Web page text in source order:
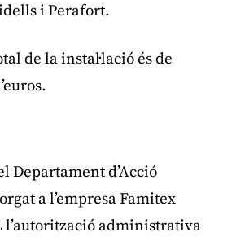
i Perafort.
de la instal·lació és de
Departament d’Acció
a l’empresa Famitex
l’autorització administrativa